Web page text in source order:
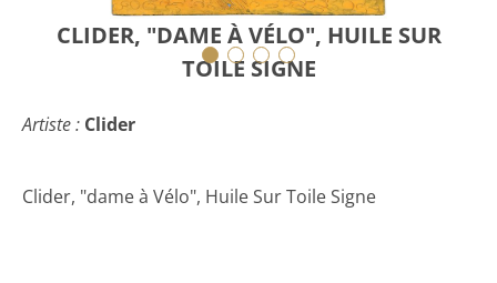
CLIDER, "DAME À VÉLO", HUILE SUR
TOILE SIGNE
Artiste : Clider
Clider, "dame à Vélo", Huile Sur Toile Signe